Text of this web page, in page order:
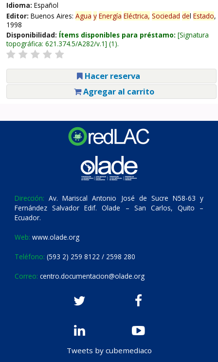
Idioma: Español
Editor: Buenos Aires: Agua y Energía Eléctrica, Sociedad del Estado,
1998
Disponibilidad: Ítems disponibles para préstamo: Signatura
topográfica: 621.374.5/A282/v.1 (1).
Hacer reserva
Agregar al carrito
Dirección: Av. Mariscal Antonio José de Sucre N58-63 y
Fernández Salvador Edif. Olade – San Carlos, Quito –
Ecuador.
Web: www.olade.org
Teléfono: (593 2) 259 8122 / 2598 280
Correo: centro.documentacion@olade.org
Tweets by cubemediaco